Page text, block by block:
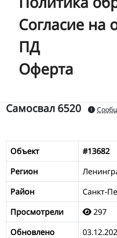
Согласие на
ПД
Оферта
Самосвал 6520
Объект
#13682
Регион
Район
Санкт-
Просмотрели
297
Обновлено